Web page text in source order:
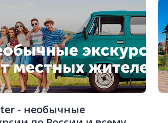
- необычные